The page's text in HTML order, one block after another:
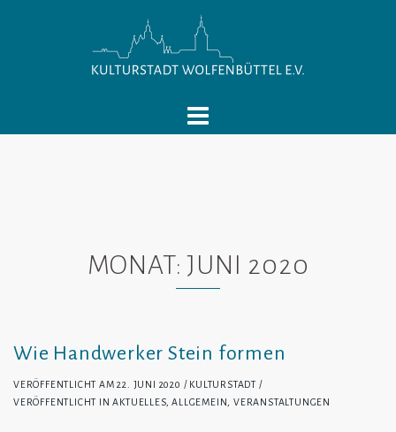
MONAT:JUNI 2020
Wie Handwerker Stein formen
VERÖFFENTLICHT AM22. JUNI 2020
KULTURSTADT
VERÖFFENTLICHT INAKTUELLES,ALLGEMEIN ,VERANSTALTUNGEN